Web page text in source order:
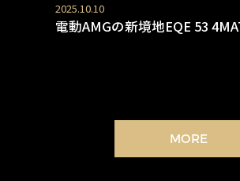
2025.10.10
電動AMGの新境地EQE 53
MORE